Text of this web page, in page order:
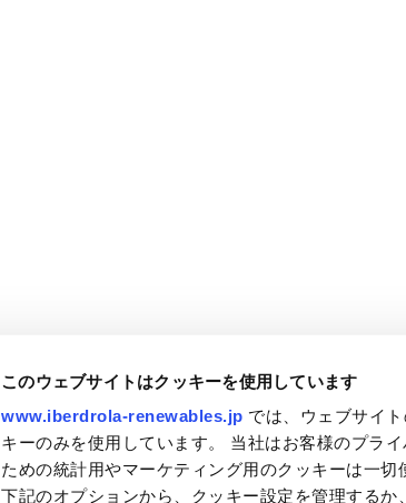
このウェブサイトはクッキーを使用しています
www.iberdrola-renewables.jp では、ウェブサイ
キーのみを使用しています。 当社はお客様のプラ
ための統計用やマーケティング用のクッキーは一切
下記のオプションから、クッキー設定を管理するか